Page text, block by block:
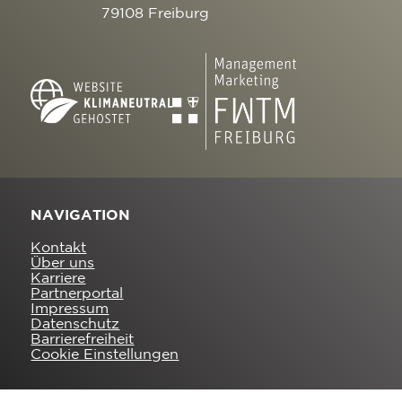
79108 Freiburg
NAVIGATION
Kontakt
Über uns
Karriere
Partnerportal
Impressum
Datenschutz
Barrierefreiheit
Cookie Einstellungen